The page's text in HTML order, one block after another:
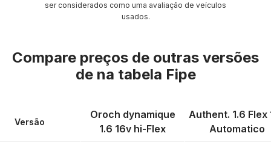
ser considerados como uma avaliação de veículos
usados.
Compare preços de outras versões
de na tabela Fipe
Versão
Oroch dynamique
1.6 16v hi-Flex
Authent. 1.6 Flex
Automatico